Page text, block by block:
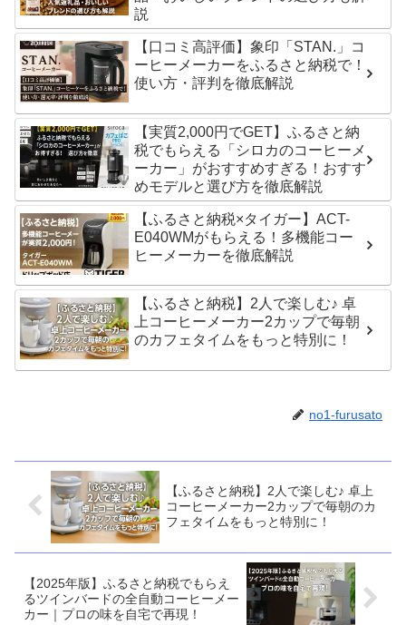
説
【口コミ高評価】象印「STAN.」コ
ーヒーメーカーをふるさと納税で！
使い方・評判を徹底解説
【実質2,000円でGET】ふるさと納
税でもらえる「シロカのコーヒーメ
ーカー」がおすすめすぎる！おすす
めモデルと選び方を徹底解説
【ふるさと納税×タイガー】ACT-
E040WMがもらえる！多機能コー
ヒーメーカーを徹底解説
【ふるさと納税】2人で楽しむ♪ 卓
上コーヒーメーカー2カップで毎朝
のカフェタイムをもっと特別に！
no1-furusato
【ふるさと納税】2人で楽しむ♪ 卓上
コーヒーメーカー2カップで毎朝のカ
フェタイムをもっと特別に！
【2025年版】ふるさと納税でもらえ
るツインバードの全自動コーヒーメー
カー｜プロの味を自宅で再現！